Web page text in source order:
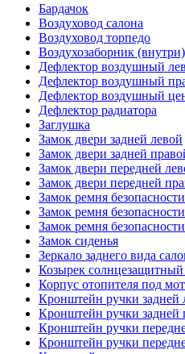
Бардачок
Воздуховод салона
Воздуховод торпедо
Воздухозаборник (внутри)
Дефлектор воздушный
Дефлектор воздушный
Дефлектор воздушный
Дефлектор радиатора
Заглушка
Замок двери задней левой
Замок двери задней
Замок двери передней
Замок двери передней
Замок ремня
Замок ремня
Замок ремня
Замок сиденья
Зеркало заднего вида
Козырек
Корпус отопителя под
Кронштейн ручки задней
Кронштейн ручки задней
Кронштейн ручки
Кронштейн ручки